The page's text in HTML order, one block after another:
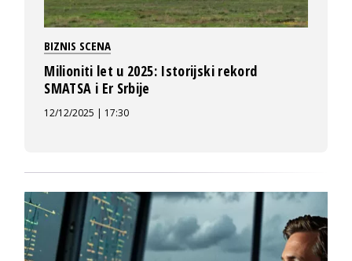
BIZNIS SCENA
Milioniti let u 2025: Istorijski rekord
SMATSA i Er Srbije
12/12/2025 | 17:30